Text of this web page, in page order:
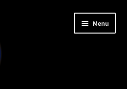
Menu